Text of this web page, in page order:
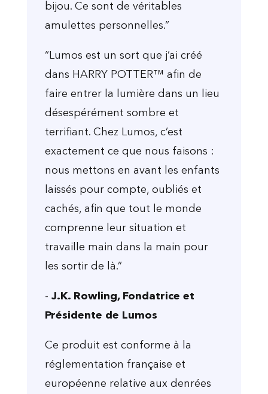
bijou. Ce sont de véritables
amulettes personnelles.”
“Lumos est un sort que j’ai créé
dans HARRY POTTER™ afin de
faire entrer la lumière dans un lieu
désespérément sombre et
terrifiant. Chez Lumos, c’est
exactement ce que nous faisons :
nous mettons en avant les enfants
laissés pour compte, oubliés et
cachés, afin que tout le monde
comprenne leur situation et
travaille main dans la main pour
les sortir de là.”
- J.K. Rowling, Fondatrice et
Présidente de Lumos
Ce produit est conforme à la
réglementation française et
européenne relative aux denrées